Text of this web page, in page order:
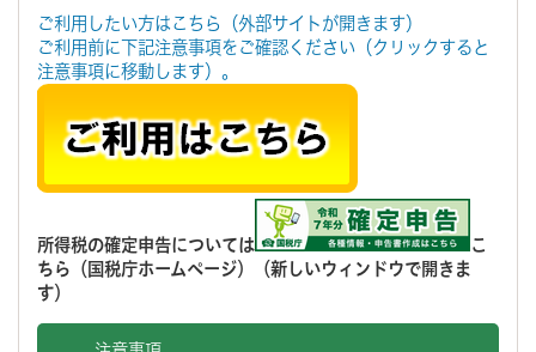
ご利用したい方はこちら（外部サイトが開きます）
ご利用前に下記注意事項をご確認ください（クリックすると
注意事項に移動します）。
所得税の確定申告については
こ
ちら（国税庁ホームページ）（新しいウィンドウで開きま
す）